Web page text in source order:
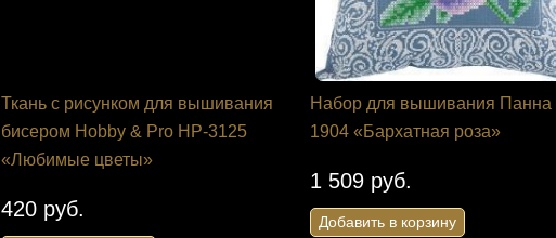
Ткань с рисунком для вышивания
бисером Hobby & Pro НР-3125
«Любимые цветы»
420 руб.
Набор для вышивания Панна
1904 «Бархатная роза»
1 509 руб.
Добавить в корзину